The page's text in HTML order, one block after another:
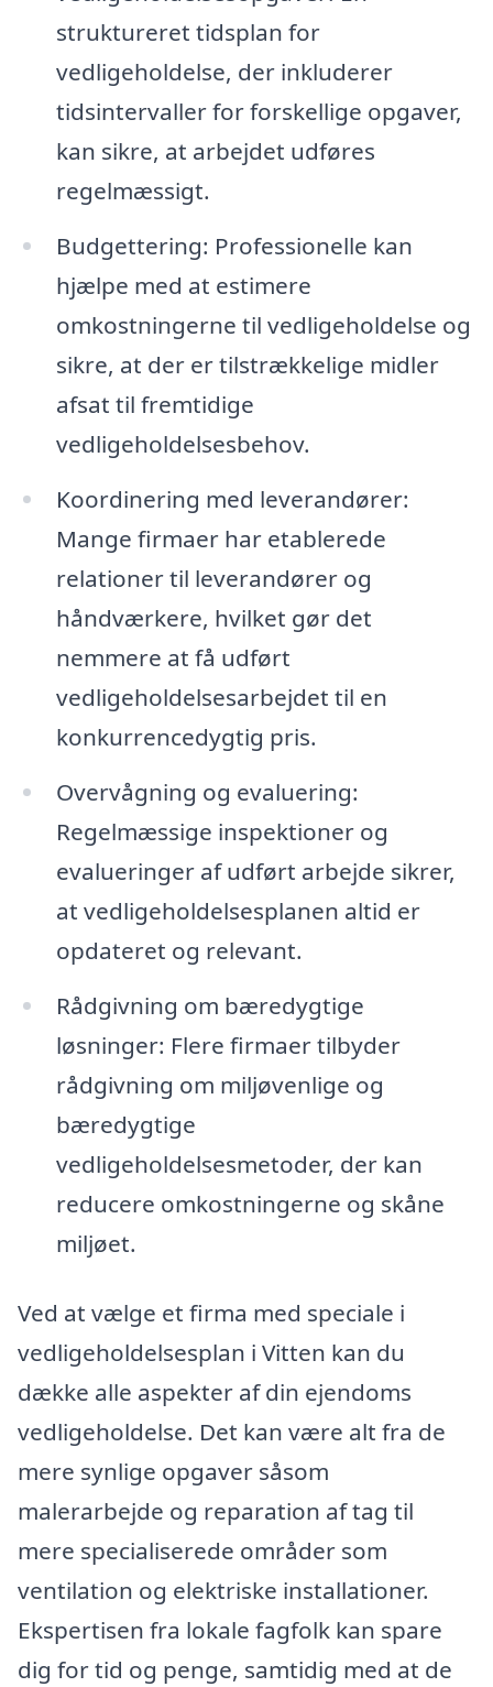
struktureret tidsplan for
vedligeholdelse, der inkluderer
tidsintervaller for forskellige opgaver,
kan sikre, at arbejdet udføres
regelmæssigt.
Budgettering: Professionelle kan
hjælpe med at estimere
omkostningerne til vedligeholdelse og
sikre, at der er tilstrækkelige midler
afsat til fremtidige
vedligeholdelsesbehov.
Koordinering med leverandører:
Mange firmaer har etablerede
relationer til leverandører og
håndværkere, hvilket gør det
nemmere at få udført
vedligeholdelsesarbejdet til en
konkurrencedygtig pris.
Overvågning og evaluering:
Regelmæssige inspektioner og
evalueringer af udført arbejde sikrer,
at vedligeholdelsesplanen altid er
opdateret og relevant.
Rådgivning om bæredygtige
løsninger: Flere firmaer tilbyder
rådgivning om miljøvenlige og
bæredygtige
vedligeholdelsesmetoder, der kan
reducere omkostningerne og skåne
miljøet.
Ved at vælge et firma med speciale i
vedligeholdelsesplan i Vitten kan du
dække alle aspekter af din ejendoms
vedligeholdelse. Det kan være alt fra de
mere synlige opgaver såsom
malerarbejde og reparation af tag til
mere specialiserede områder som
ventilation og elektriske installationer.
Ekspertisen fra lokale fagfolk kan spare
dig for tid og penge, samtidig med at de